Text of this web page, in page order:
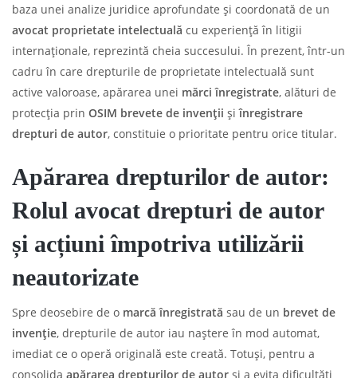
baza unei analize juridice aprofundate și coordonată de un
avocat proprietate intelectuală cu experiență în litigii
internaționale, reprezintă cheia succesului. În prezent, într-un
cadru în care drepturile de proprietate intelectuală sunt
active valoroase, apărarea unei mărci înregistrate, alături de
protecția prin OSIM brevete de invenții șiînregistrare
drepturi de autor, constituie o prioritate pentru orice titular.
Apărarea drepturilor de autor:
Rolul avocat drepturi de autor
și acțiuni împotriva utilizării
neautorizate
Spre deosebire de o marcă înregistrată sau de un brevet de
invenție, drepturile de autor iau naștere în mod automat,
imediat ce o operă originală este creată. Totuși, pentru a
consolida apărarea drepturilor de autor și a evita dificultăți